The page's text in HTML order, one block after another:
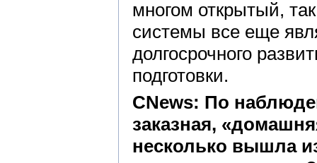
многом открытый,
системы все еще
долгосрочного
подготовки.
CNews: По
заказная,
несколько вышла